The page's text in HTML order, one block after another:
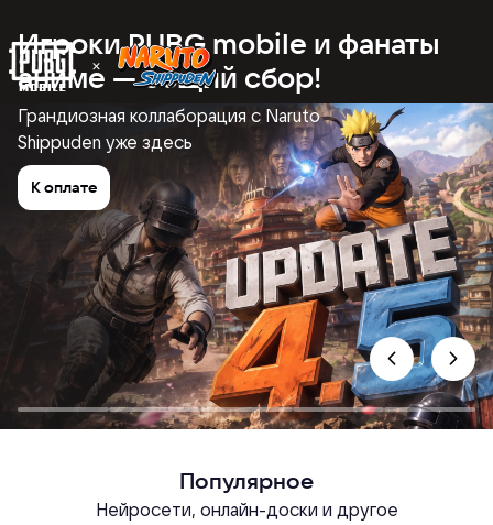
Игроки PUBG mobile и фанаты
аниме — общий сбор!
Грандиозная коллаборация с Naruto
Shippuden уже здесь
К оплате
Популярное
Нейросети, онлайн-доски и другое